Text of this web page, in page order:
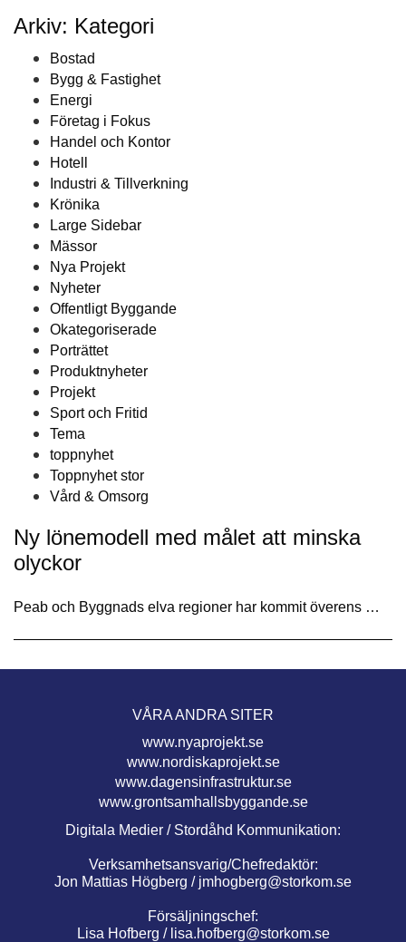
Arkiv: Kategori
Bostad
Bygg & Fastighet
Energi
Företag i Fokus
Handel och Kontor
Hotell
Industri & Tillverkning
Krönika
Large Sidebar
Mässor
Nya Projekt
Nyheter
Offentligt Byggande
Okategoriserade
Porträttet
Produktnyheter
Projekt
Sport och Fritid
Tema
toppnyhet
Toppnyhet stor
Vård & Omsorg
Ny lönemodell med målet att minska
olyckor
Peab och Byggnads elva regioner har kommit överens …
VÅRA ANDRA SITER
www.nyaprojekt.se
www.nordiskaprojekt.se
www.dagensinfrastruktur.se
www.grontsamhallsbyggande.se
Digitala Medier / Stordåhd Kommunikation:
Verksamhetsansvarig/Chefredaktör:
Jon Mattias Högberg / jmhogberg@storkom.se
Försäljningschef:
Lisa Hofberg / lisa.hofberg@storkom.se